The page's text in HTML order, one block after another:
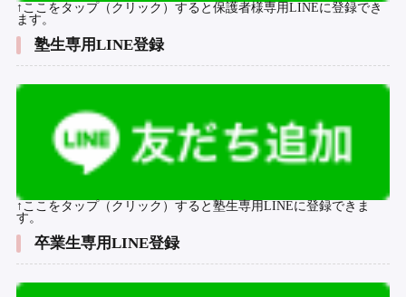
↑ここをタップ（クリック）すると保護者様専用LINEに登録でき
ます。
塾生専用LINE登録
↑ここをタップ（クリック）すると塾生専用LINEに登録できま
す。
卒業生専用LINE登録